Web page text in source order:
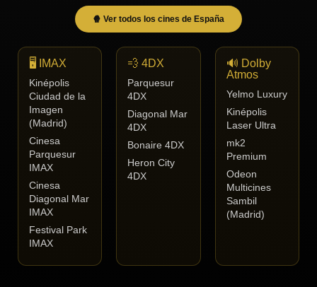
🍿 Ver todos los cines de España
🖥️ IMAX
Kinépolis
Ciudad de la
Imagen
(Madrid)
Cinesa
Parquesur
IMAX
Cinesa
Diagonal Mar
IMAX
Festival Park
IMAX
💨 4DX
Parquesur
4DX
Diagonal Mar
4DX
Bonaire 4DX
Heron City
4DX
🔊 Dolby
Atmos
Yelmo Luxury
Kinépolis
Laser Ultra
mk2
Premium
Odeon
Multicines
Sambil
(Madrid)